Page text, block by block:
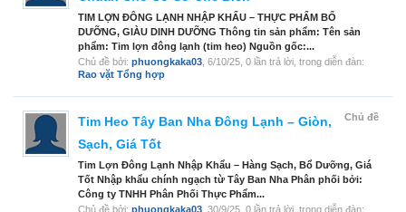
TIM LỢN ĐÔNG LẠNH NHẬP KHẨU – THỰC PHẨM BỔ
DƯỠNG, GIÀU DINH DƯỠNG Thông tin sản phẩm: Tên sản
phẩm: Tim lợn đông lạnh (tim heo) Nguồn gốc:...
Chủ đề bởi: phuongkaka03 6/10/25 , 0 lần trả lời, trong diễn đàn:
Rao vặt Tổng hợp
Chủ đề
Tim Heo Tây Ban Nha Đông Lạnh – Giòn,
Sạch, Giá Tốt
Tim Lợn Đông Lạnh Nhập Khẩu – Hàng Sạch, Bổ Dưỡng, Giá
Tốt Nhập khẩu chính ngạch từ Tây Ban Nha Phân phối bởi:
Công ty TNHH Phân Phối Thực Phẩm...
Chủ đề bởi: phuongkaka03 30/9/25 , 0 lần trả lời, trong diễn đàn: